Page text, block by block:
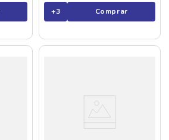
+3 Comprar